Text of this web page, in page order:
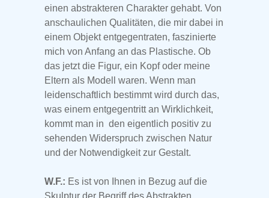
einen abstrakteren Charakter gehabt. Von
anschaulichen Qualitäten, die mir dabei in
einem Objekt entgegentraten, faszinierte
mich von Anfang an das Plastische. Ob
das jetzt die Figur, ein Kopf oder meine
Eltern als Modell waren. Wenn man
leidenschaftlich bestimmt wird durch das,
was einem entgegentritt an Wirklichkeit,
kommt man in den eigentlich positiv zu
sehenden Widerspruch zwischen Natur
und der Notwendigkeit zur Gestalt.
W.F.: Es ist von Ihnen in Bezug auf die